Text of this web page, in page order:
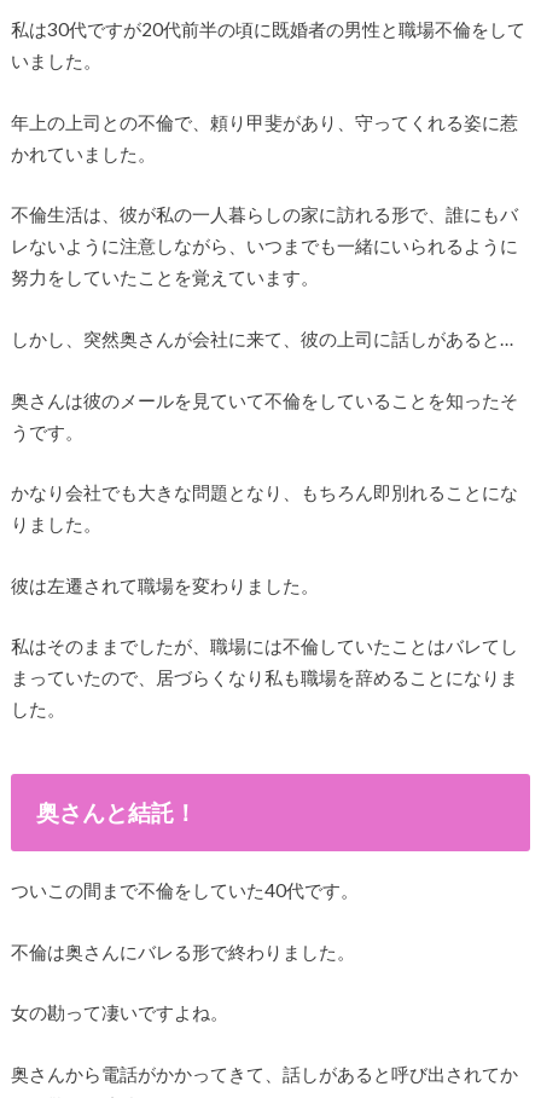
私は30代ですが20代前半の頃に既婚者の男性と職場不倫をして
いました。
年上の上司との不倫で、頼り甲斐があり、守ってくれる姿に惹
かれていました。
不倫生活は、彼が私の一人暮らしの家に訪れる形で、誰にもバ
レないように注意しながら、いつまでも一緒にいられるように
努力をしていたことを覚えています。
しかし、突然奥さんが会社に来て、彼の上司に話しがあると…
奥さんは彼のメールを見ていて不倫をしていることを知ったそ
うです。
かなり会社でも大きな問題となり、もちろん即別れることにな
りました。
彼は左遷されて職場を変わりました。
私はそのままでしたが、職場には不倫していたことはバレてし
まっていたので、居づらくなり私も職場を辞めることになりま
した。
奥さんと結託！
ついこの間まで不倫をしていた40代です。
不倫は奥さんにバレる形で終わりました。
女の勘って凄いですよね。
奥さんから電話がかかってきて、話しがあると呼び出されてか